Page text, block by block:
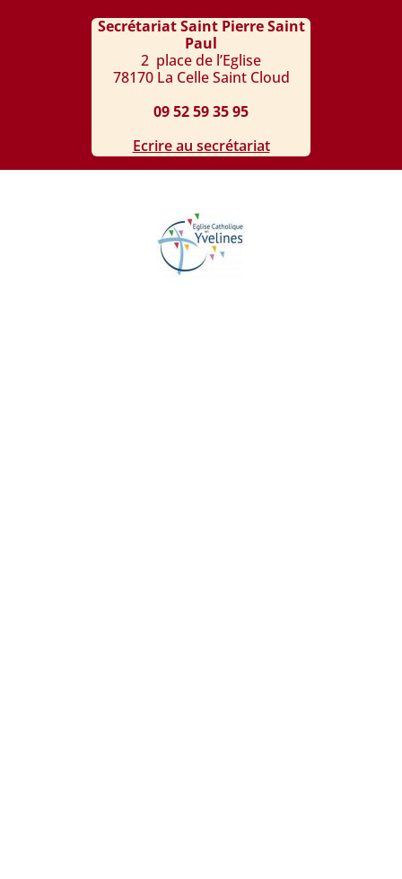
Secrétariat Saint Pierre Saint
Paul
2 place de l’Eglise
78170 La Celle Saint Cloud
09 52 59 35 95
Ecrire au secrétariat